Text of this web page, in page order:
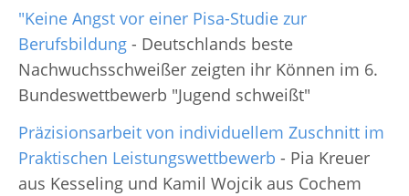
"Keine Angst vor einer Pisa-Studie zur
Berufsbildung - Deutschlands beste
Nachwuchsschweißer zeigten ihr Können im 6.
Bundeswettbewerb "Jugend schweißt"
Präzisionsarbeit von individuellem Zuschnitt im
Praktischen Leistungswettbewerb - Pia Kreuer
aus Kesseling und Kamil Wojcik aus Cochem